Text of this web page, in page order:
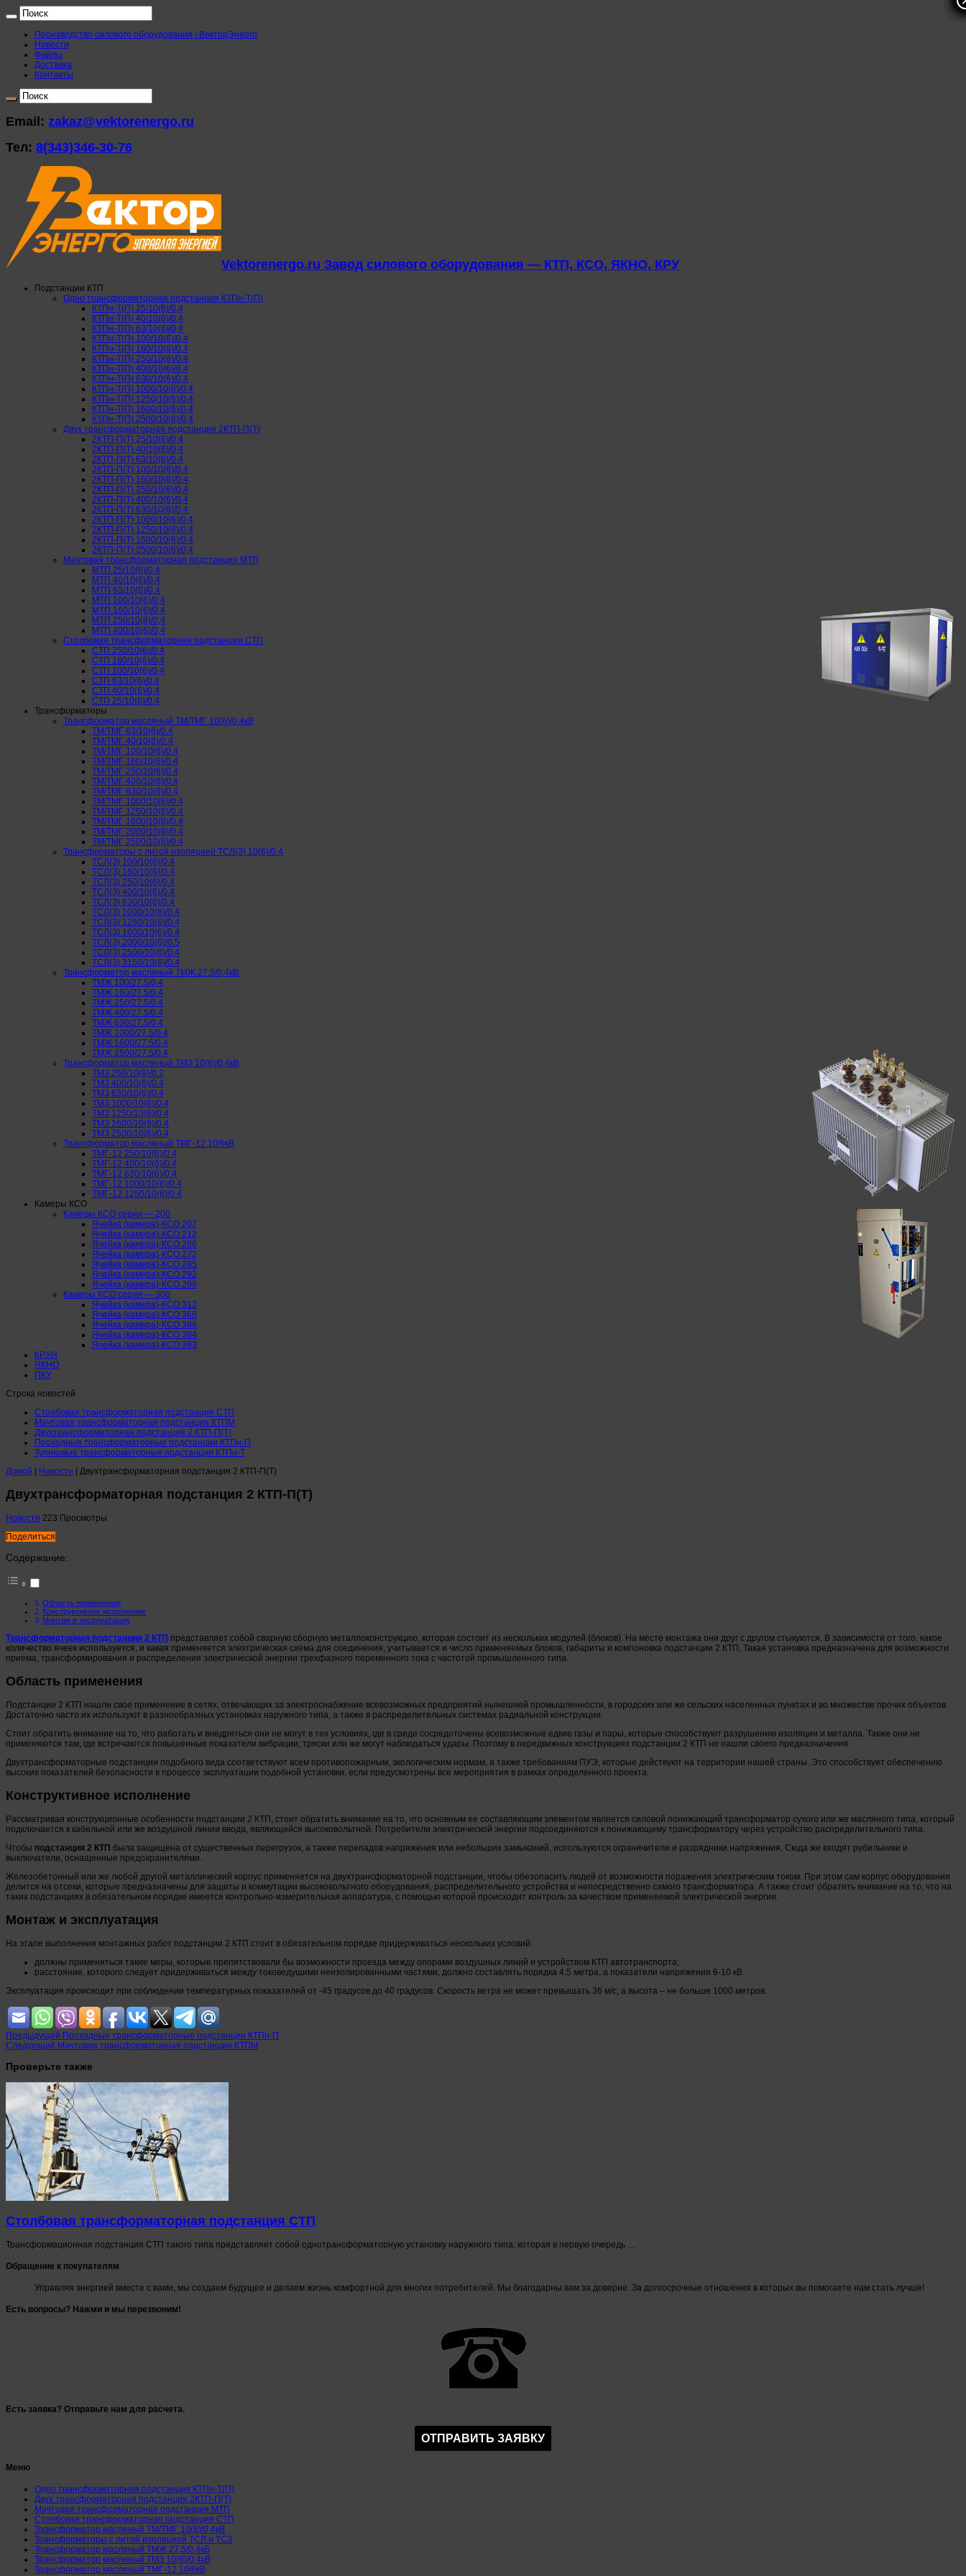
Производство силового оборудования | ВекторЭнерго
Новости
Файлы
Доставка
Контакты
Email: zakaz@vektorenergo.ru
Тел: 8(343)346-30-76
Vektorenergo.ru Завод силового оборудования — КТП, КСО, ЯКНО, КРУ
Подстанции КТП
Одно трансформаторная подстанция КТПн-Т(П)
КТПн-Т(П) 25/10(6)/0,4
КТПн-Т(П) 40/10(6)/0,4
КТПн-Т(П) 63/10(6)/0,4
КТПн-Т(П) 100/10(6)/0,4
КТПн-Т(П) 160/10(6)/0,4
КТПн-Т(П) 250/10(6)/0,4
КТПн-Т(П) 400/10(6)/0,4
КТПн-Т(П) 630/10(6)/0,4
КТПн-Т(П) 1000/10(6)/0,4
КТПн-Т(П) 1250/10(6)/0,4
КТПн-Т(П) 1600/10(6)/0,4
КТПн-Т(П) 2500/10(6)/0,4
Двух трансформаторная подстанция 2КТП-П(Т)
2КТП-П(Т) 25/10(6)/0,4
2КТП-П(Т) 40/10(6)/0,4
2КТП-П(Т) 63/10(6)/0,4
2КТП-П(Т) 100/10(6)/0,4
2КТП-П(Т) 160/10(6)/0,4
2КТП-П(Т) 250/10(6)/0,4
2КТП-П(Т) 400/10(6)/0,4
2КТП-П(Т) 630/10(6)/0,4
2КТП-П(Т) 1000/10(6)/0,4
2КТП-П(Т) 1250/10(6)/0,4
2КТП-П(Т) 1600/10(6)/0,4
2КТП-П(Т) 2500/10(6)/0,4
Мачтовая трансформаторная подстанция МТП
МТП 25/10(6)/0,4
МТП 40/10(6)/0,4
МТП 63/10(6)/0,4
МТП 100/10(6)/0,4
МТП 160/10(6)/0,4
МТП 250/10(6)/0,4
МТП 400/10(6)/0,4
Столбовая трансформаторная подстанция СТП
СТП 250/10(6)/0,4
СТП 160/10(6)/0,4
СТП 100/10(6)/0,4
СТП 63/10(6)/0,4
СТП 40/10(6)/0,4
СТП 25/10(6)/0,4
Трансформаторы
Трансформатор масляный ТМ/ТМГ 10(6)/0,4кВ
ТМ/ТМГ 63/10(6)/0.4
ТМ/ТМГ 40/10(6)/0.4
ТМ/ТМГ 100/10(6)/0.4
ТМ/ТМГ 160/10(6)/0.4
ТМ/ТМГ 250/10(6)/0.4
ТМ/ТМГ 400/10(6)/0.4
ТМ/ТМГ 630/10(6)/0.4
ТМ/ТМГ 1000/10(6)/0.4
ТМ/ТМГ 1250/10(6)/0.4
ТМ/ТМГ 1600/10(6)/0.4
ТМ/ТМГ 2000/10(6)/0.4
ТМ/ТМГ 2500/10(6)/0.4
Трансформаторы с литой изоляцией ТСЛ(З) 10(6)/0,4
ТСЛ(З) 100/10(6)/0.4
ТСЛ(З) 160/10(6)/0.4
ТСЛ(З) 250/10(6)/0.4
ТСЛ(З) 400/10(6)/0.4
ТСЛ(З) 630/10(6)/0.4
ТСЛ(З) 1000/10(6)/0.4
ТСЛ(З) 1250/10(6)/0.4
ТСЛ(З) 1600/10(6)/0.4
ТСЛ(З) 2000/10(6)/0.5
ТСЛ(З) 2500/10(6)/0.4
ТСЛ(З) 3150/10(6)/0.4
Трансформатор масляный ТМЖ 27,5/0,4кВ
ТМЖ 100/27.5/0.4
ТМЖ 160/27.5/0.4
ТМЖ 250/27.5/0.4
ТМЖ 400/27.5/0.4
ТМЖ 630/27.5/0.4
ТМЖ 1000/27.5/0.4
ТМЖ 1600/27.5/0.4
ТМЖ 2500/27.5/0.4
Трансформатор масляный ТМЗ 10(6)/0,4кВ
ТМЗ 250/10(6)/0.2
ТМЗ 400/10(6)/0.4
ТМЗ 630/10(6)/0.4
ТМЗ 1000/10(6)/0.4
ТМЗ 1250/10(6)/0.4
ТМЗ 1600/10(6)/0.4
ТМЗ 2500/10(6)/0.4
Трансформатор масляный ТМГ-12 10/6кВ
ТМГ-12 250/10(6)/0.4
ТМГ-12 400/10(6)/0.4
ТМГ-12 630/10(6)/0.4
ТМГ-12 1000/10(6)/0.4
ТМГ-12 1250/10(6)/0.4
Камеры КСО
Камеры КСО серии — 200
Ячейка (камера)-КСО 207
Ячейка (камера)-КСО 212
Ячейка (камера)-КСО 266
Ячейка (камера)-КСО 272
Ячейка (камера)-КСО 285
Ячейка (камера)-КСО 292
Ячейка (камера)-КСО 298
Камеры КСО серии — 300
Ячейка (камера)-КСО 312
Ячейка (камера)-КСО 366
Ячейка (камера)-КСО 386
Ячейка (камера)-КСО 394
Ячейка (камера)-КСО 393
КРУН
ЯКНО
ПКУ
Строка новостей
Столбовая трансформаторная подстанция СТП
Мачтовая трансформаторная подстанция КТПМ
Двухтрансформаторная подстанция 2 КТП-П(Т)
Проходные трансформаторные подстанции КТПн-П
Тупиковые трансформаторные подстанции КТПн-Т
Домой | Новости | Двухтрансформаторная подстанция 2 КТП-П(Т)
Двухтрансформаторная подстанция 2 КТП-П(Т)
Новости 223 Просмотры
Поделиться
Содержание:
Область применения
Конструктивное исполнение
Монтаж и эксплуатация
Трансформаторная подстанция 2 КТП представляет собой сварную сборную металлоконструкцию, которая состоит из нескольких модулей (блоков). На месте монтажа они друг с другом стыкуются. В зависимости от того, какое
количество ячеек используется, и какая применяется электрическая схема для соединения, учитывается и число применяемых блоков, габариты и компоновка подстанции 2 КТП. Такая установка предназначена для возможности
приема, трансформирования и распределения электрической энергии трехфазного переменного тока с частотой промышленного типа.
Область применения
Подстанции 2 КТП нашли свое применение в сетях, отвечающих за электроснабжение всевозможных предприятий нынешней промышленности, в городских или же сельских населенных пунктах и во множестве прочих объектов.
Достаточно часто их используют в разнообразных установках наружного типа, а также в распределительных системах радиальной конструкции.
Стоит обратить внимание на то, что работать и внедряться они не могут в тех условиях, где в среде сосредоточены всевозможные едкие газы и пары, которые способствуют разрушению изоляции и металла. Также они не
применяются там, где встречаются повышенные показатели вибрации, тряски или же могут наблюдаться удары. Поэтому в передвижных конструкциях подстанции 2 КТП не нашли своего предназначения.
Двухтрансформаторные подстанции подобного вида соответствуют всем противопожарным, экологическим нормам, а также требованиям ПУЭ, которые действуют на территории нашей страны. Это способствует обеспечению
высоких показателей безопасности в процессе эксплуатации подобной установки, если предусмотрены все мероприятия в рамках определенного проекта.
Конструктивное исполнение
Рассматривая конструкционные особенности подстанции 2 КТП, стоит обратить внимание на то, что основным ее составляющим элементом является силовой понижающий трансформатор сухого или же масляного типа, который
подключается к кабельной или же воздушной линии ввода, являющейся высоковольтной. Потребители электрической энергии подсоединяются к понижающему трансформатору через устройство распределительного типа.
Чтобы подстанция 2 КТП была защищена от существенных перегрузок, а также перепадов напряжения или небольших замыканий, используются ограничители и разрядники напряжения. Сюда же входят рубильники и
выключатели, оснащенные предохранителями.
Железобетонный или же любой другой металлический корпус применяется на двухтрансформаторной подстанции, чтобы обезопасить людей от возможности поражения электрическим током. При этом сам корпус оборудования
делится на отсеки, которые предназначены для защиты и коммутации высоковольтного оборудования, распределительного устройства и непосредственно самого трансформатора. А также стоит обратить внимание на то, что на
таких подстанциях в обязательном порядке имеется контрольно-измерительная аппаратура, с помощью которой происходит контроль за качеством применяемой электрической энергии.
Монтаж и эксплуатация
На этапе выполнения монтажных работ подстанции 2 КТП стоит в обязательном порядке придерживаться нескольких условий:
должны применяться такие меры, которые препятствовали бы возможности проезда между опорами воздушных линий и устройством КТП автотранспорта;
расстояние, которого следует придерживаться между токоведущими неизолированными частями, должно составлять порядка 4,5 метра, а показатели напряжения 6-10 кВ.
Эксплуатация происходит при соблюдении температурных показателей от -45 градусов до 40 градусов. Скорость ветра не может превышать 36 м/с, а высота – не больше 1000 метров.
Предыдущий Проходные трансформаторные подстанции КТПн-П
Следующий Мачтовая трансформаторная подстанция КТПМ
Проверьте также
Столбовая трансформаторная подстанция СТП
Трансформационная подстанция СТП такого типа представляет собой однотрансформаторную установку наружного типа, которая в первую очередь …
Обращение к покупателям
Управляя энергией вместе с вами, мы создаем будущее и делаем жизнь комфортной для многих потребителей. Мы благодарны вам за доверие. За долгосрочные отношения в которых вы помогаете нам стать лучше!
Есть вопросы? Нажми и мы перезвоним!
Есть заявка? Отправьте нам для расчета.
Меню
Одно трансформаторная подстанция КТПн-Т(П)
Двух трансформаторная подстанция 2КТП-П(Т)
Мачтовая трансформаторная подстанция МТП
Столбовая трансформаторная подстанция СТП
Трансформатор масляный ТМ/ТМГ 10(6)/0,4кВ
Трансформаторы с литой изоляцией ТСЛ и ТСЗ
Трансформатор масляный ТМЖ 27,5/0,4кВ
Трансформатор масляный ТМЗ 10(6)/0,4кВ
Трансформатор масляный ТМГ-12 10/6кВ